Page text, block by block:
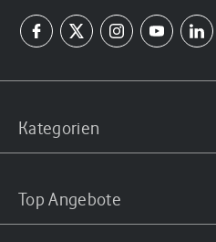
Kategorien
Top Angebote